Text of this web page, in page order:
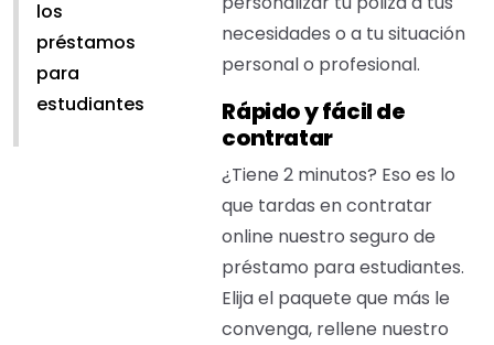
los
préstamos
para
estudiantes
necesidades o a tu situación
personal o profesional.
Rápido y fácil de
contratar
¿Tiene 2 minutos? Eso es lo
que tardas en contratar
online nuestro seguro de
préstamo para estudiantes.
Elija el paquete que más le
convenga, rellene nuestro